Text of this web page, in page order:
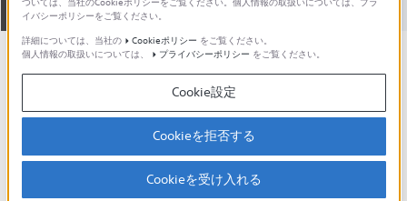
全て ダウンロード 取扱説明書 Q&A
サポート動画をご利用の際にはソーシャ
イバシーポリシーをご覧ください。
詳細については、当社の
Cookieポリシー をご覧ください。
個人情報の取扱いについては、
プライバシーポリシー をご覧ください。
Cookie設定
Cookieを拒否する
Cookieを受け入れる